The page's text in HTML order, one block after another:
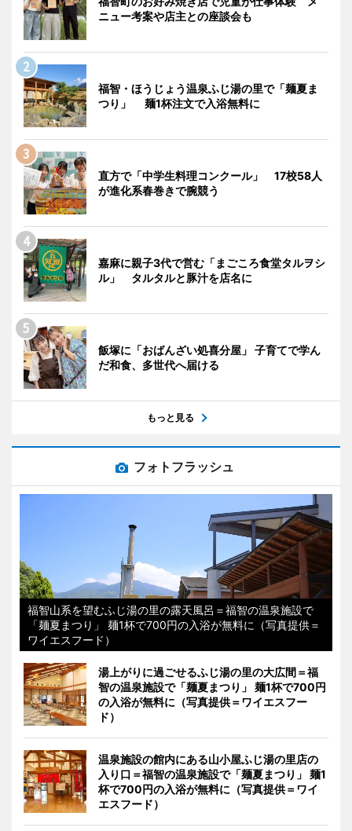
ニュー考案や店主との座談会も
福智・ほうじょう温泉ふじ湯の里で「麺夏ま
つり」 麺1杯注文で入浴無料に
直方で「中学生料理コンクール」 17校58人
が進化系春巻きで腕競う
嘉麻に親子3代で営む「まごころ食堂タルヲシ
ル」 タルタルと豚汁を店名に
飯塚に「おばんざい処喜分屋」 子育てで学ん
だ和食、多世代へ届ける
もっと見る
フォトフラッシュ
福智山系を望むふじ湯の里の露天風呂＝福智の温泉施設で
「麺夏まつり」 麺1杯で700円の入浴が無料に（写真提供＝
ワイエスフード）
湯上がりに過ごせるふじ湯の里の大広間＝福
智の温泉施設で「麺夏まつり」 麺1杯で700円
の入浴が無料に（写真提供＝ワイエスフー
ド）
温泉施設の館内にある山小屋ふじ湯の里店の
入り口＝福智の温泉施設で「麺夏まつり」 麺1
杯で700円の入浴が無料に（写真提供＝ワイ
エスフード）